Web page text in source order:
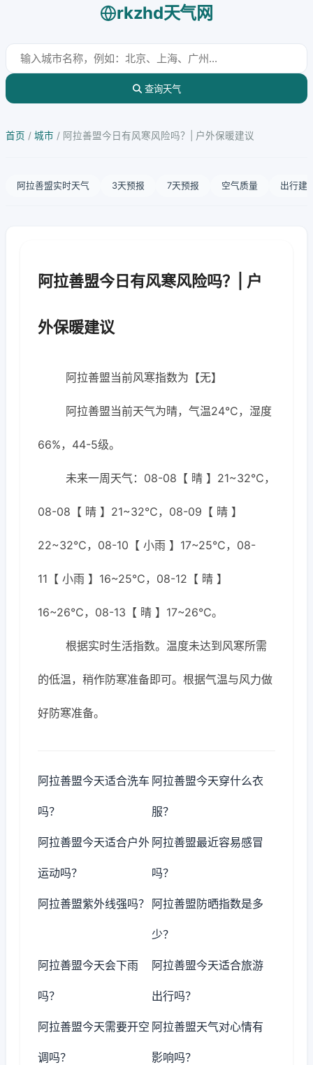
rkzhd天气网
查询天气
首页 / 城市 / 阿拉善盟今日有风寒风险吗？| 户外保暖建议
阿拉善盟实时天气 3天预报 7天预报 空气质量 出行建
阿拉善盟今日有风寒风险吗？| 户
外保暖建议
阿拉善盟当前风寒指数为【无】
阿拉善盟当前天气为晴，气温24℃，湿度
66%，44-5级。
未来一周天气：08-08【 晴 】21~32℃，
08-08【 晴 】21~32℃，08-09【 晴 】
22~32℃，08-10【 小雨 】17~25℃，08-
11【 小雨 】16~25℃，08-12【 晴 】
16~26℃，08-13【 晴 】17~26℃。
根据实时生活指数。温度未达到风寒所需
的低温，稍作防寒准备即可。根据气温与风力做
好防寒准备。
阿拉善盟今天适合洗车
吗？
阿拉善盟今天穿什么衣
服？
阿拉善盟今天适合户外
运动吗？
阿拉善盟最近容易感冒
吗？
阿拉善盟紫外线强吗？ 阿拉善盟防晒指数是多
少？
阿拉善盟今天会下雨
吗？
阿拉善盟今天适合旅游
出行吗？
阿拉善盟今天需要开空
调吗？
阿拉善盟天气对心情有
影响吗？